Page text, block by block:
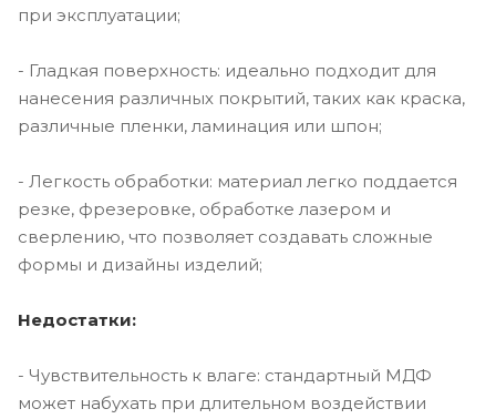
при эксплуатации;
- Гладкая поверхность: идеально подходит для
нанесения различных покрытий, таких как краска,
различные пленки, ламинация или шпон;
- Легкость обработки: материал легко поддается
резке, фрезеровке, обработке лазером и
сверлению, что позволяет создавать сложные
формы и дизайны изделий;
Недостатки:
- Чувствительность к влаге: стандартный МДФ
может набухать при длительном воздействии